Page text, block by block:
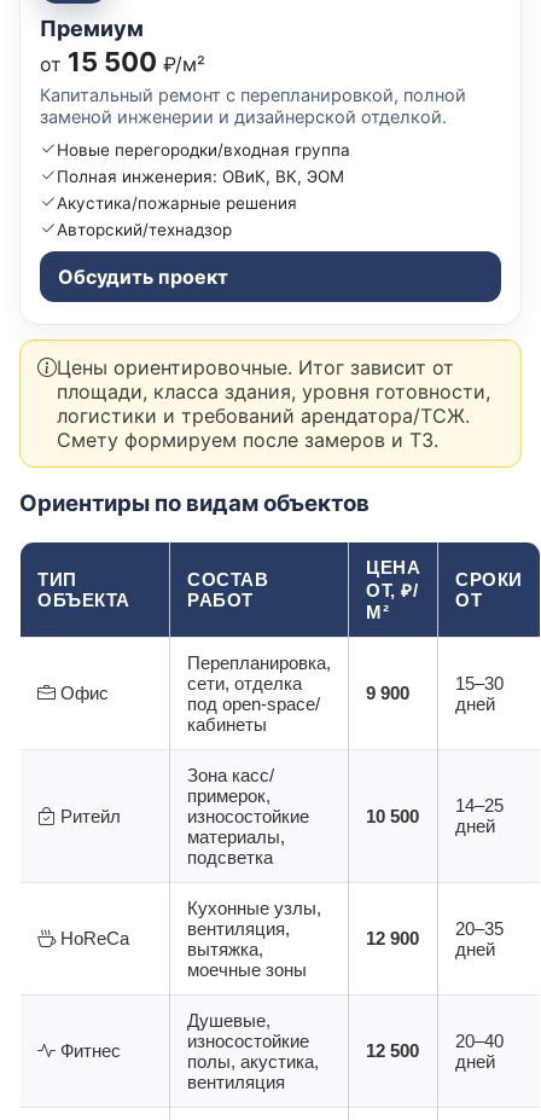
Премиум
от 15 500 ₽/м²
Капитальный ремонт с перепланировкой, полной
заменой инженерии и дизайнерской отделкой.
Новые перегородки/входная группа
Полная инженерия: ОВиК, ВК, ЭОМ
Акустика/пожарные решения
Авторский/технадзор
Обсудить проект
Цены ориентировочные. Итог зависит от
площади, класса здания, уровня готовности,
логистики и требований арендатора/ТСЖ.
Смету формируем после замеров и ТЗ.
Ориентиры по видам объектов
ТИП
ОБЪЕКТА
СОСТАВ
РАБОТ
ЦЕНА
ОТ, ₽/
М²
СРОКИ
ОТ
Офис
Перепланировка,
сети, отделка
под open-space/
кабинеты
9 900
15–30
дней
Ритейл
Зона касс/
примерок,
износостойкие
материалы,
подсветка
10 500
14–25
дней
HoReCa
Кухонные узлы,
вентиляция,
вытяжка,
моечные зоны
12 900
20–35
дней
Фитнес
Душевые,
износостойкие
полы, акустика,
вентиляция
12 500
20–40
дней